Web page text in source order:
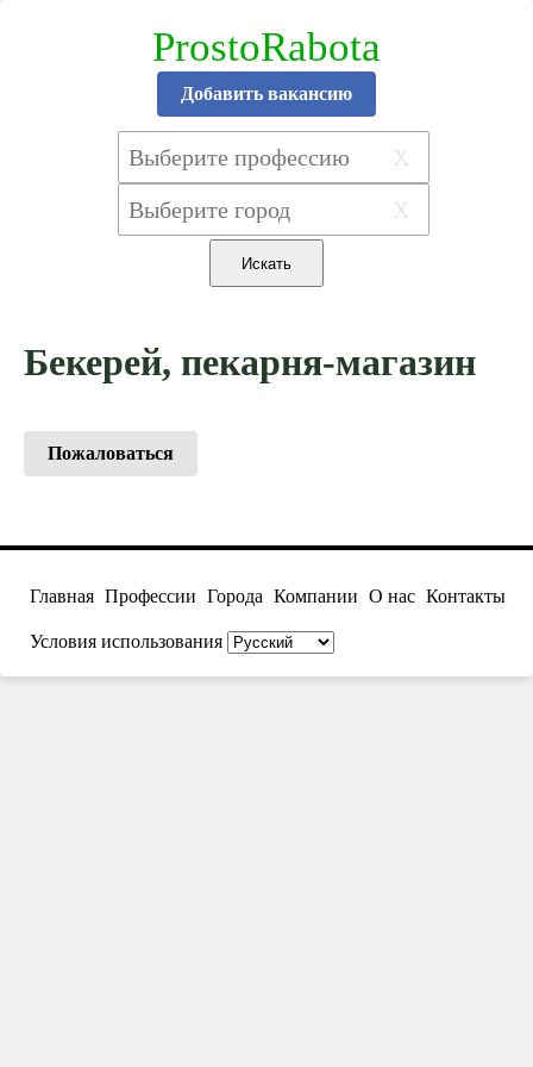
ProstoRabota
Добавить вакансию
X
X
Бекерей, пекарня-магазин
Пожаловаться
Главная Профессии Города Компании О нас Контакты
Условия использования